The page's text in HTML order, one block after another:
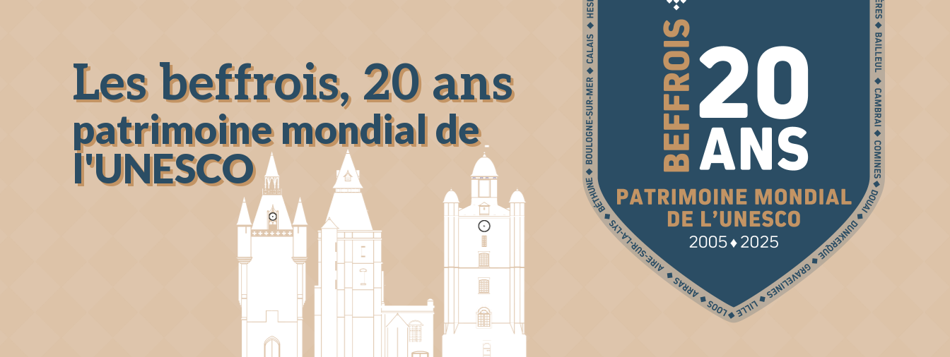
Les beffrois, 20 ans
patrimoine mondial de
l'UNESCO